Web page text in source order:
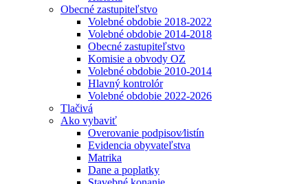
Obecné zastupiteľstvo
Volebné obdobie 2018-2022
Volebné obdobie 2014-2018
Obecné zastupiteľstvo
Komisie a obvody OZ
Volebné obdobie 2010-2014
Hlavný kontrolór
Volebné obdobie 2022-2026
Tlačivá
Ako vybaviť
Overovanie podpisov⁄listín
Evidencia obyvateľstva
Matrika
Dane a poplatky